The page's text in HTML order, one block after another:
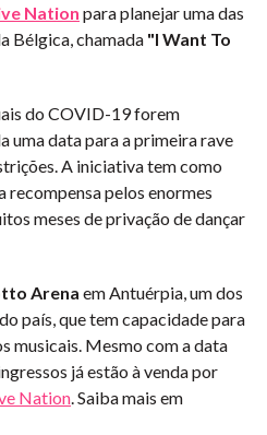
Nation para planejar uma das
Bélgica, chamada "I Want To
do COVID-19 forem
uma data para a primeira rave
A iniciativa tem como
recompensa pelos enormes
meses de privação de dançar
Arena em Antuérpia, um dos
país, que tem capacidade para
musicais. Mesmo com a data
já estão à venda por
Nation. Saiba mais em